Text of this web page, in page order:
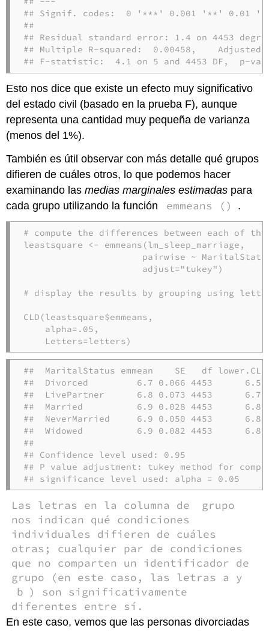
## Signif. codes:  0 '***' 0.001 '**'
##
## Residual standard error: 1.4 on 4453
## Multiple R-squared:  0.00458,    Adjusted
## F-statistic:  4.1 on 5 and 4453 DF,  p-
Esto nos dice que existe un efecto muy significativo
del estado civil (basado en la prueba F), aunque
representa una cantidad muy pequeña de varianza
(menos del 1%).
También es útil observar con más detalle qué grupos
difieren de cuáles otros, lo que podemos hacer
examinando lasmedias marginales estimadas para
cada grupo utilizando la función
emmeans () .
# compute the differences between each of the
leastsquare <-
emmeans (lm_sleep_marriage,
                      pairwise
~
adjust="tukey" )
# display the results by grouping using
CLD (leastsquare$emmeans,
alpha= . 05 ,
Letters=letters)
##  MaritalStatus emmean    SE   df lower.CL
##  Divorced         6.7 0.066 4453
##  LivePartner      6.8 0.073 4453
##  Married          6.9 0.028 4453
##  NeverMarried     6.9 0.050 4453
##  Widowed          6.9 0.082 4453
##
## Confidence level used: 0.95
## P value adjustment: tukey method for
## significance level used: alpha = 0.05
Las letras en la columna de
grupo
nos indican qué condiciones
individuales difieren de cuáles
otras; cualquier par de condiciones
que no comparten un identificador de
grupo (en este caso, las letras a y
b ) son significativamente
diferentes entre sí.
En este caso, vemos que las personas divorciadas